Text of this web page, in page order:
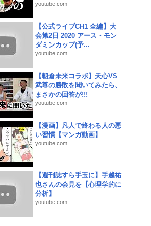
youtube.com
【公式ライブCH1 全編】大
会第2日 2020 アース・モン
ダミンカップ(予...
youtube.com
【朝倉未来コラボ】天心VS
武尊の勝敗を聞いてみたら、
まさかの回答が!!!
youtube.com
【漫画】凡人で終わる人の悪
い習慣【マンガ動画】
youtube.com
【週刊誌すら手玉に】手越祐
也さんの会見を【心理学的に
分析】
youtube.com